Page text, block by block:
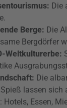
Die
Berge: Die
Bergdörfer
Weltkulturerbe:
Die
lassen
: Hotels, Essen,